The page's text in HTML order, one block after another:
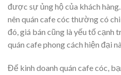
được sự ủng hộ của khách
nên quán cafe cóc thường có
đó, giá bán cũng là yếu tố cạnh
quán cafe phong cách hiện đại
Để kinh doanh quán cafe cóc,